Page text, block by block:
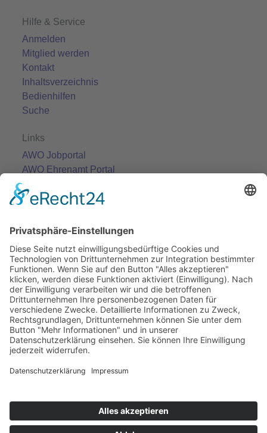
Hilfe & Service
Anmelden
Mitglied werden
Kontakt
Inhaltsverzeichnis
Bedienhilfen
Suche
Links
AWO Jobportal
AWO Ehrenamt Portal
AWO Schulgesundheitsfachkräfte
AWO Bundesverband
AWO Pflegeberatung
AWO Kulturhaus Babelsberg
Arbeit mit Behinderung
AWO Büro Kindermut
Kulturland Brandenburg
AWO Selbsthilfe
AWO eLearning
Kultur für JEDEN
AWO 1plus9
Dachverband Freie Suchtselbsthilfe
© 1990 - 2026 Arbeiterwohlfahrt Bezirksverband
Potsdam e. V.